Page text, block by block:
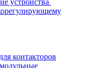
устройства
контакторов